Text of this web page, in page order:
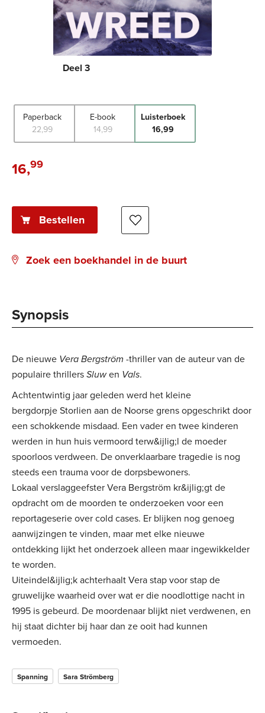
Paperback
22,99
E-book
14,99
Luisterboek
16,99
Luisterboek:
16,99
Bestellen
Zoek een boekhandel in de buurt
Deel 3
Synopsis
De nieuwe Vera Bergström -thriller van de auteur van de
populaire thrillersSluwen Vals.
Achtentwintig jaar geleden werd het kleine
bergdorpje Storlien aan de Noorse grens opgeschrikt door
een schokkende misdaad. Een vader en twee kinderen
werden in hun huis vermoord terw&ijlig;l de moeder
spoorloos verdween. De onverklaarbare tragedie is nog
steeds een trauma voor de dorpsbewoners.
Lokaal verslaggeefster Vera Bergström kr&ijlig;gt de
opdracht om de moorden te onderzoeken voor een
reportageserie over cold cases. Er blijken nog genoeg
aanwijzingen te vinden, maar met elke nieuwe
ontdekking lijkt het onderzoek alleen maar ingewikkelder
te worden.
Uiteindel&ijlig;k achterhaalt Vera stap voor stap de
gruwelijke waarheid over wat er die noodlottige nacht in
1995 is gebeurd. De moordenaar blijkt niet verdwenen, en
hij staat dichter bij haar dan ze ooit had kunnen
vermoeden.
Spanning Sara Strömberg